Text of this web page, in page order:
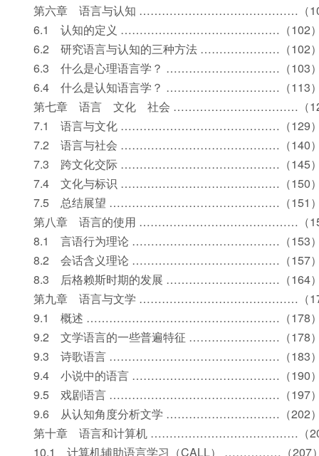
第六章 语言与认知 ……………………………………（
6.1 认知的定义 ……………………………………（102）
6.2 研究语言与认知的三种方法 …………………（102）
6.3 什么是心理语言学？ …………………………（103）
6.4 什么是认知语言学？ …………………………（113）
第七章 语言 文化 社会 ……………………………（
7.1 语言与文化 ……………………………………（129）
7.2 语言与社会 ……………………………………（140）
7.3 跨文化交际 ……………………………………（145）
7.4 文化与标识 ……………………………………（150）
7.5 总结展望 ………………………………………（151）
第八章 语言的使用 ……………………………………（
8.1 言语行为理论 …………………………………（153）
8.2 会话含义理论 …………………………………（157）
8.3 后格赖斯时期的发展 …………………………（164）
第九章 语言与文学 ……………………………………（
9.1 概述 ……………………………………………（178）
9.2 文学语言的一些普遍特征 ……………………（178）
9.3 诗歌语言 ………………………………………（183）
9.4 小说中的语言 …………………………………（190）
9.5 戏剧语言 ………………………………………（197）
9.6 从认知角度分析文学 …………………………（202）
第十章 语言和计算机 …………………………………（
10.1 计算机辅助语言学习（CALL） ……………（207）